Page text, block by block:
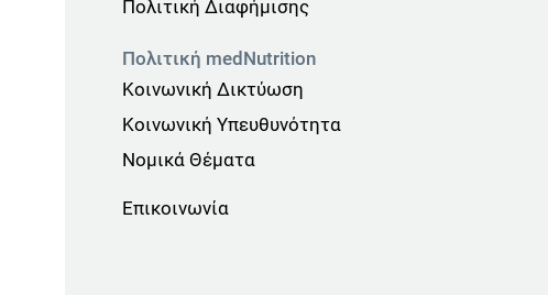
Πολιτική Διαφήμισης
Πολιτική medNutrition
Κοινωνική Δικτύωση
Κοινωνική Υπευθυνότητα
Νομικά Θέματα
Επικοινωνία